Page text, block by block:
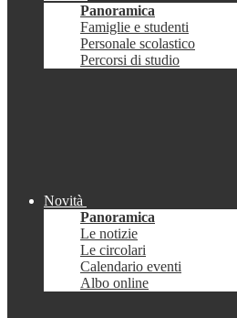
Panoramica
Famiglie e studenti
Personale scolastico
Percorsi di studio
Novità
Panoramica
Le notizie
Le circolari
Calendario eventi
Albo online